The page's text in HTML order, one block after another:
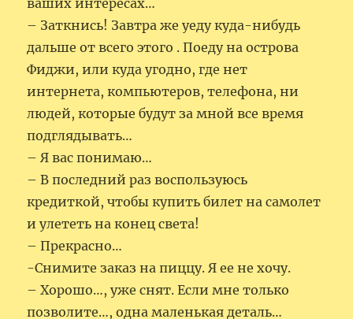
ваших интересах…
– Заткнись! Завтра же уеду куда-нибудь
дальше от всего этого . Поеду на острова
Фиджи, или куда угодно, где нет
интернета, компьютеров, телефона, ни
людей, которые будут за мной все время
подглядывать…
– Я вас понимаю…
– В последний раз воспользуюсь
кредиткой, чтобы купить билет на самолет
и улететь на конец света!
– Прекрасно…
-Снимите заказ на пиццу. Я ее не хочу.
– Хорошо…, уже снят. Если мне только
позволите…, одна маленькая деталь…